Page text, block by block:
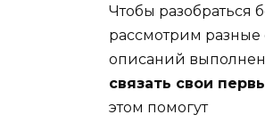
Чтобы разобраться
рассмотрим
описаний
связать свои
этом помогут